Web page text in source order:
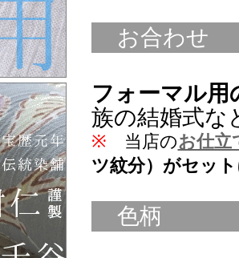
お合わせ
フォーマル用
族の結婚式な
※ 当店のお仕立
ツ紋分）がセッ
色柄